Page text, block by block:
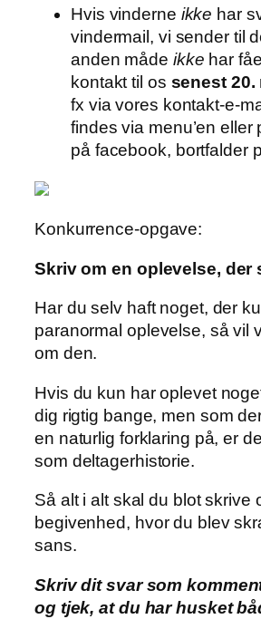
Hvis vinderne ikke har
vindermail, vi sender til
anden måde ikke har
kontakt til os senest 20.
fx via vores kontakt-e-
findes via menu’en eller
på facebook, bortfalder
Konkurrence-opgave:
Skriv om en oplevelse,
Har du selv haft noget, der
paranormal oplevelse, så vil
om den.
Hvis du kun har oplevet
dig rigtig bange, men som
en naturlig forklaring på, er
som deltagerhistorie.
Så alt i alt skal du blot skrive
begivenhed, hvor du blev
sans.
Skriv dit svar som
og tjek, at du har husket